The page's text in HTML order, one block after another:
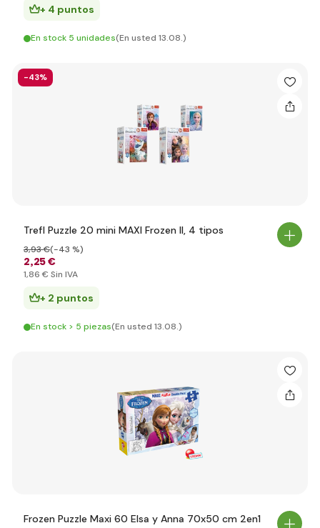
+ 4 puntos
En stock 5 unidades(En usted 13.08.)
-43%
Trefl Puzzle 20 mini MAXI Frozen II, 4 tipos
2,25 €
3,93 €(-43 %)
1,86 € Sin IVA
+ 2 puntos
En stock > 5 piezas(En usted 13.08.)
Frozen Puzzle Maxi 60 Elsa y Anna 70x50 cm 2en1